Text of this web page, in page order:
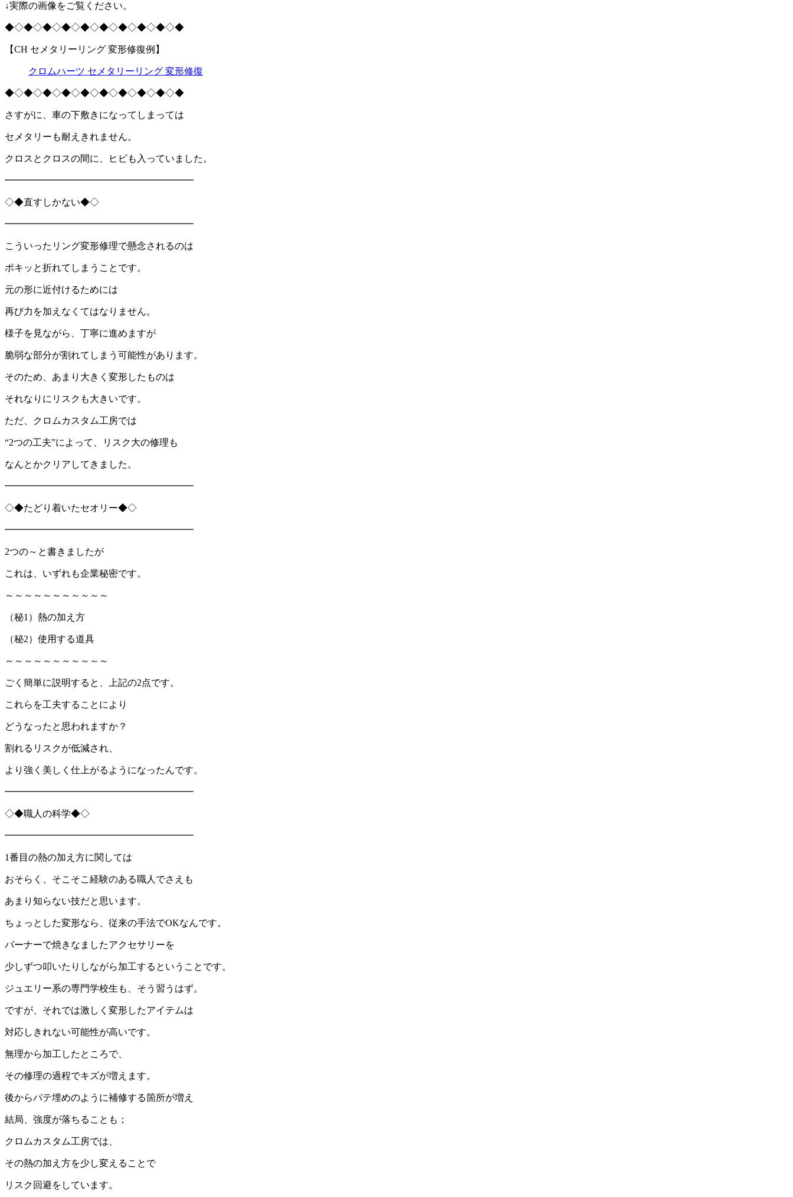
↓実際の画像をご覧ください。
◆◇◆◇◆◇◆◇◆◇◆◇◆◇◆◇◆◇◆
【CH セメタリーリング 変形修復例】
クロムハーツ セメタリーリング 変形修復
◆◇◆◇◆◇◆◇◆◇◆◇◆◇◆◇◆◇◆
さすがに、車の下敷きになってしまっては
セメタリーも耐えきれません。
クロスとクロスの間に、ヒビも入っていました。
━━━━━━━━━━━━━━━━━━━━
◇◆直すしかない◆◇
━━━━━━━━━━━━━━━━━━━━
こういったリング変形修理で懸念されるのは
ポキッと折れてしまうことです。
元の形に近付けるためには
再び力を加えなくてはなりません。
様子を見ながら、丁寧に進めますが
脆弱な部分が割れてしまう可能性があります。
そのため、あまり大きく変形したものは
それなりにリスクも大きいです。
ただ、クロムカスタム工房では
“2つの工夫”によって、リスク大の修理も
なんとかクリアしてきました。
━━━━━━━━━━━━━━━━━━━━
◇◆たどり着いたセオリー◆◇
━━━━━━━━━━━━━━━━━━━━
2つの～と書きましたが
これは、いずれも企業秘密です。
～～～～～～～～～～～
（秘1）熱の加え方
（秘2）使用する道具
～～～～～～～～～～～
ごく簡単に説明すると、上記の2点です。
これらを工夫することにより
どうなったと思われますか？
割れるリスクが低減され、
より強く美しく仕上がるようになったんです。
━━━━━━━━━━━━━━━━━━━━
◇◆職人の科学◆◇
━━━━━━━━━━━━━━━━━━━━
1番目の熱の加え方に関しては
おそらく、そこそこ経験のある職人でさえも
あまり知らない技だと思います。
ちょっとした変形なら、従来の手法でOKなんです。
バーナーで焼きなましたアクセサリーを
少しずつ叩いたりしながら加工するということです。
ジュエリー系の専門学校生も、そう習うはず。
ですが、それでは激しく変形したアイテムは
対応しきれない可能性が高いです。
無理から加工したところで、
その修理の過程でキズが増えます。
後からパテ埋めのように補修する箇所が増え
結局、強度が落ちることも；
クロムカスタム工房では、
その熱の加え方を少し変えることで
リスク回避をしています。